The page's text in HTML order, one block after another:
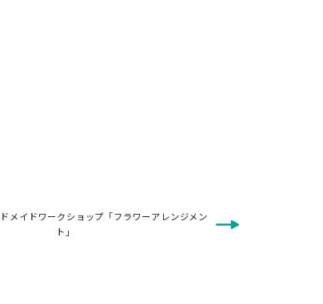
メイドワークショップ「フラワーアレンジメン
ト」